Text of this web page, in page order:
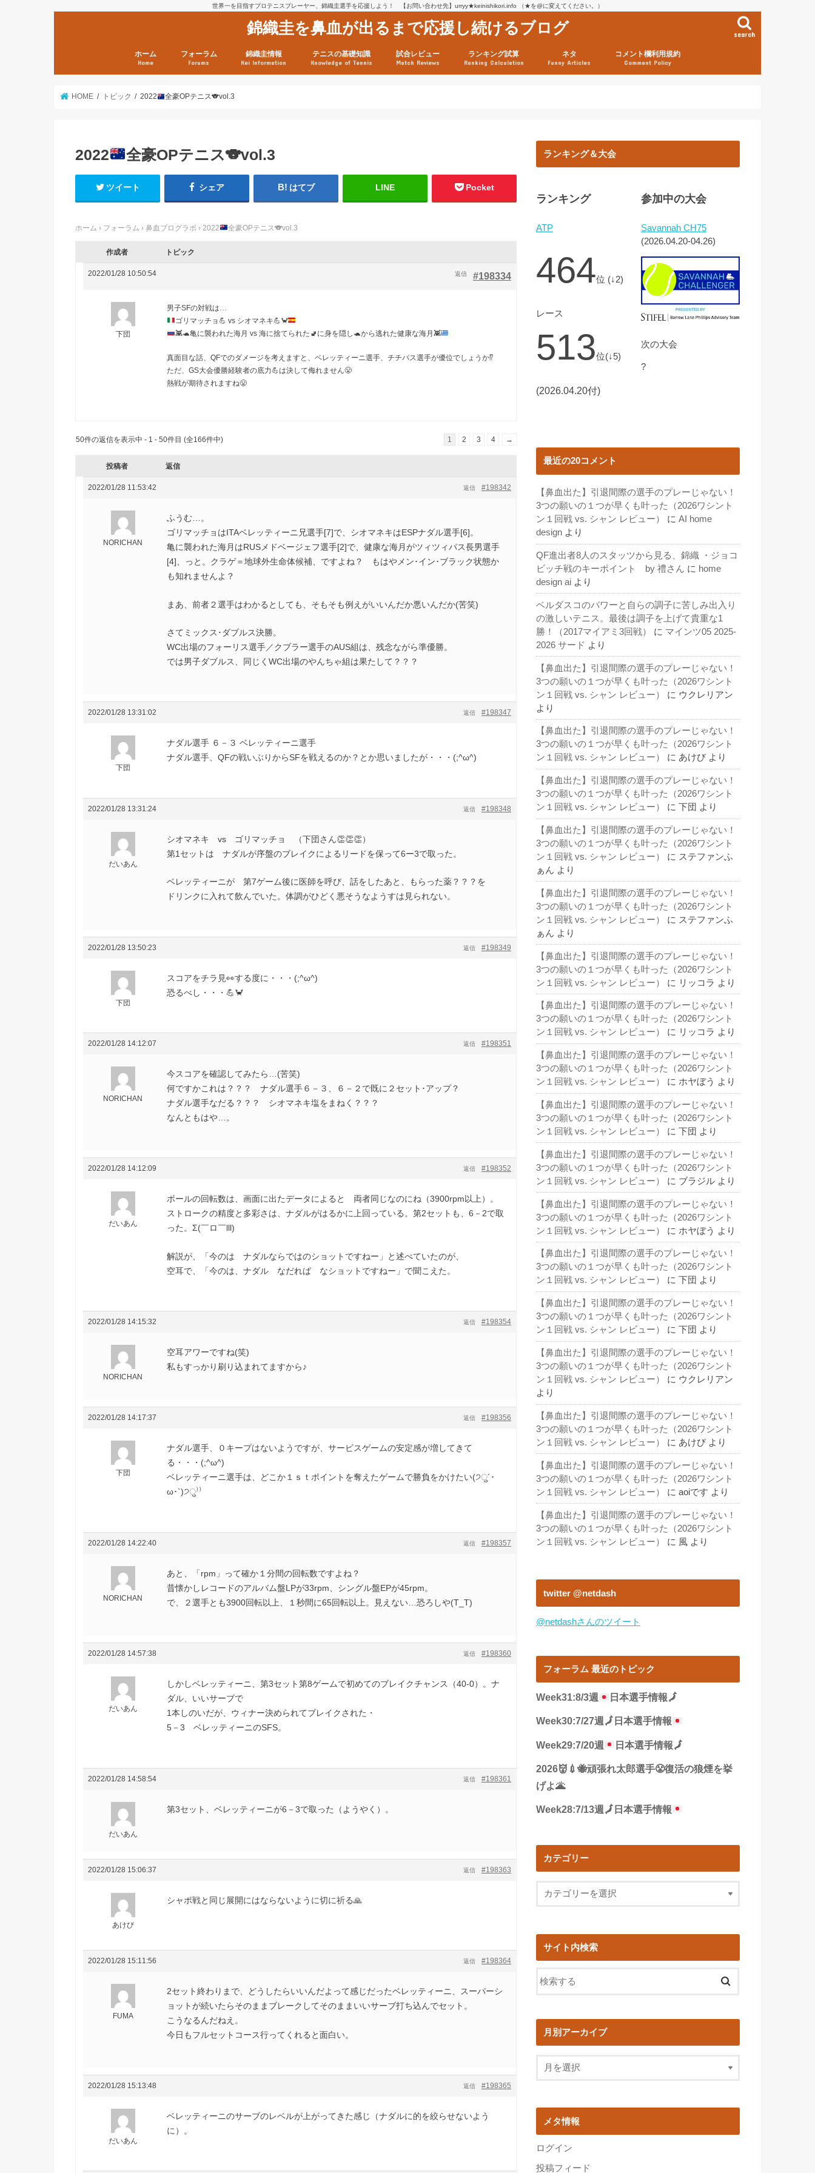
世界一を目指すプロテニスプレーヤー、錦織圭選手を応援しよう！ 【お問い合わせ先】urryy★keinishikori.info （★を@に変えてください。）
錦織圭を鼻血が出るまで応援し続けるブログ search
ホーム
Home
フォーラム
Forums
錦織圭情報
Kei Information
テニスの基礎知識
Knowledge of Tennis
試合レビュー
Match Reviews
ランキング試算
Ranking Calculation
ネタ
Funny Articles
コメント欄利用規約
Comment Policy
HOME トピック 2022 全豪OPテニス🐨vol.3
2022 全豪OPテニス🐨vol.3
ツイート シェア はてブ LINE Pocket
ホーム › フォーラム › 鼻血ブログラボ › 2022 全豪OPテニス🐨vol.3
作成者 トピック
2022/01/28 10:50:54 #198334
返信
下団
男子SFの対戦は…
ゴリマッチョ💪 vs シオマネキ💪🦀
👾🐢亀に襲われた海月 vs 海に捨てられた 🚽 に身を隠し🐢から逃れた健康な海月👾
真面目な話、QFでのダメージを考えますと、ベレッティーニ選手、チチパス選手が優位でしょうか⁉️
ただ、GS大会優勝経験者の底力💪は決して侮れません😤
熱戦が期待されますね😤
50件の返信を表示中 - 1 - 50件目 (全166件中) 1 2 3 4 →
投稿者 返信
2022/01/28 11:53:42 #198342
返信
NORICHAN
ふうむ…。
ゴリマッチョはITAベレッティーニ兄選手[7]で、シオマネキはESPナダル選手[6]。
亀に襲われた海月はRUSメドベージェフ選手[2]で、健康な海月がツィツィパス長男選手
[4]、っと。クラゲ＝地球外生命体候補、ですよね？ もはやメン･イン･ブラック状態か
も知れませんよ？
まあ、前者２選手はわかるとしても、そもそも例えがいいんだか悪いんだか(苦笑)
さてミックス･ダブルス決勝。
WC出場のフォーリス選手／クブラー選手のAUS組は、残念ながら準優勝。
では男子ダブルス、同じくWC出場のやんちゃ組は果たして？？？
2022/01/28 13:31:02 #198347
返信
下団
ナダル選手 ６－３ ベレッティーニ選手
ナダル選手、QFの戦いぶりからSFを戦えるのか？とか思いましたが・・・(;^ω^)
2022/01/28 13:31:24 #198348
返信
だいあん
シオマネキ vs ゴリマッチョ （下団さん👏👏👏）
第1セットは ナダルが序盤のブレイクによるリードを保って6ー3で取った。
ベレッティーニが 第7ゲーム後に医師を呼び、話をしたあと、もらった薬？？？を
ドリンクに入れて飲んでいた。体調がひどく悪そうなようすは見られない。
2022/01/28 13:50:23 #198349
返信
下団
スコアをチラ見👀する度に・・・(;^ω^)
恐るべし・・・💪🦀
2022/01/28 14:12:07 #198351
返信
NORICHAN
今スコアを確認してみたら…(苦笑)
何ですかこれは？？？ ナダル選手６－３、６－２で既に２セット･アップ？
ナダル選手なだる？？？ シオマネキ塩をまねく？？？
なんともはや…。
2022/01/28 14:12:09 #198352
返信
だいあん
ボールの回転数は、画面に出たデータによると 両者同じなのにね（3900rpm以上）。
ストロークの精度と多彩さは、ナダルがはるかに上回っている。第2セットも、6－2で取
った。Σ(￣ロ￣lll)
解説が、「今のは ナダルならではのショットですねー」と述べていたのが、
空耳で、「今のは、ナダル なだれば なショットですねー」で聞こえた。
2022/01/28 14:15:32 #198354
返信
NORICHAN
空耳アワーですね(笑)
私もすっかり刷り込まれてますから♪
2022/01/28 14:17:37 #198356
返信
下団
ナダル選手、０キープはないようですが、サービスゲームの安定感が増してきて
る・・・(;^ω^)
ベレッティーニ選手は、どこか１ｓｔポイントを奪えたゲームで勝負をかけたい(੭ु´･
ω･`)੭ु⁾⁾
2022/01/28 14:22:40 #198357
返信
NORICHAN
あと、「rpm」って確か１分間の回転数ですよね？
昔懐かしレコードのアルバム盤LPが33rpm、シングル盤EPが45rpm。
で、２選手とも3900回転以上、１秒間に65回転以上。見えない…恐ろしや(T_T)
2022/01/28 14:57:38 #198360
返信
だいあん
しかしベレッティーニ、第3セット第8ゲームで初めてのブレイクチャンス（40‐0）。ナ
ダル、いいサーブで
1本しのいだが、ウィナー決められてブレイクされた・
5－3 ベレッティーニのSFS。
2022/01/28 14:58:54 #198361
返信
だいあん
第3セット、ベレッティーニが6－3で取った（ようやく）。
2022/01/28 15:06:37 #198363
返信
あけび
シャポ戦と同じ展開にはならないように切に祈る🙏
2022/01/28 15:11:56 #198364
返信
FUMA
2セット終わりまで、どうしたらいいんだよって感じだったベレッティーニ、スーパーシ
ョットが続いたらそのままブレークしてそのままいいサーブ打ち込んでセット。
こうなるんだねえ。
今日もフルセットコース行ってくれると面白い。
2022/01/28 15:13:48 #198365
返信
だいあん
ベレッティーニのサーブのレベルが上がってきた感じ（ナダルに的を絞らせないよう
に）。
ランキング＆大会
ランキング
ATP
464位 (↓2)
レース
513位(↓5)
(2026.04.20付)
参加中の大会
Savannah CH75
(2026.04.20-04.26)
次の大会
?
最近の20コメント
【鼻血出た】引退間際の選手のプレーじゃない！
3つの願いの１つが早くも叶った（2026ワシント
ン１回戦 vs. シャン レビュー）
に AI home
design より
QF進出者8人のスタッツから見る、錦織 ・ジョコ
ビッチ戦のキーポイント by 禮さん に home
design ai より
ベルダスコのパワーと自らの調子に苦しみ出入り
の激しいテニス。最後は調子を上げて貴重な1
勝！（2017マイアミ3回戦）
に マインツ05 2025-
2026 サード より
【鼻血出た】引退間際の選手のプレーじゃない！
3つの願いの１つが早くも叶った（2026ワシント
ン１回戦 vs. シャン レビュー）
に ウクレリアン
より
【鼻血出た】引退間際の選手のプレーじゃない！
3つの願いの１つが早くも叶った（2026ワシント
ン１回戦 vs. シャン レビュー）
に あけび より
【鼻血出た】引退間際の選手のプレーじゃない！
3つの願いの１つが早くも叶った（2026ワシント
ン１回戦 vs. シャン レビュー）
に 下団 より
【鼻血出た】引退間際の選手のプレーじゃない！
3つの願いの１つが早くも叶った（2026ワシント
ン１回戦 vs. シャン レビュー）
に ステファンふ
ぁん より
【鼻血出た】引退間際の選手のプレーじゃない！
3つの願いの１つが早くも叶った（2026ワシント
ン１回戦 vs. シャン レビュー）
に ステファンふ
ぁん より
【鼻血出た】引退間際の選手のプレーじゃない！
3つの願いの１つが早くも叶った（2026ワシント
ン１回戦 vs. シャン レビュー）
に リッコラ より
【鼻血出た】引退間際の選手のプレーじゃない！
3つの願いの１つが早くも叶った（2026ワシント
ン１回戦 vs. シャン レビュー）
に リッコラ より
【鼻血出た】引退間際の選手のプレーじゃない！
3つの願いの１つが早くも叶った（2026ワシント
ン１回戦 vs. シャン レビュー）
に ホヤぼう より
【鼻血出た】引退間際の選手のプレーじゃない！
3つの願いの１つが早くも叶った（2026ワシント
ン１回戦 vs. シャン レビュー）
に 下団 より
【鼻血出た】引退間際の選手のプレーじゃない！
3つの願いの１つが早くも叶った（2026ワシント
ン１回戦 vs. シャン レビュー）
に ブラジル より
【鼻血出た】引退間際の選手のプレーじゃない！
3つの願いの１つが早くも叶った（2026ワシント
ン１回戦 vs. シャン レビュー）
に ホヤぼう より
【鼻血出た】引退間際の選手のプレーじゃない！
3つの願いの１つが早くも叶った（2026ワシント
ン１回戦 vs. シャン レビュー）
に 下団 より
【鼻血出た】引退間際の選手のプレーじゃない！
3つの願いの１つが早くも叶った（2026ワシント
ン１回戦 vs. シャン レビュー）
に 下団 より
【鼻血出た】引退間際の選手のプレーじゃない！
3つの願いの１つが早くも叶った（2026ワシント
ン１回戦 vs. シャン レビュー）
に ウクレリアン
より
【鼻血出た】引退間際の選手のプレーじゃない！
3つの願いの１つが早くも叶った（2026ワシント
ン１回戦 vs. シャン レビュー）
に あけび より
【鼻血出た】引退間際の選手のプレーじゃない！
3つの願いの１つが早くも叶った（2026ワシント
ン１回戦 vs. シャン レビュー）
に aoiです より
【鼻血出た】引退間際の選手のプレーじゃない！
3つの願いの１つが早くも叶った（2026ワシント
ン１回戦 vs. シャン レビュー）
に 風 より
twitter @netdash
@netdashさんのツイート
フォーラム 最近のトピック
Week31:8/3週 日本選手情報🗾
Week30:7/27週🗾 日本選手情報
Week29:7/20週 日本選手情報🗾
2026👹💉🐝頑張れ太郎選手😤復活の狼煙を挙
げよ🌋
Week28:7/13週 🗾 日本選手情報
カテゴリー
サイト内検索
月別アーカイブ
メタ情報
ログイン
投稿フィード